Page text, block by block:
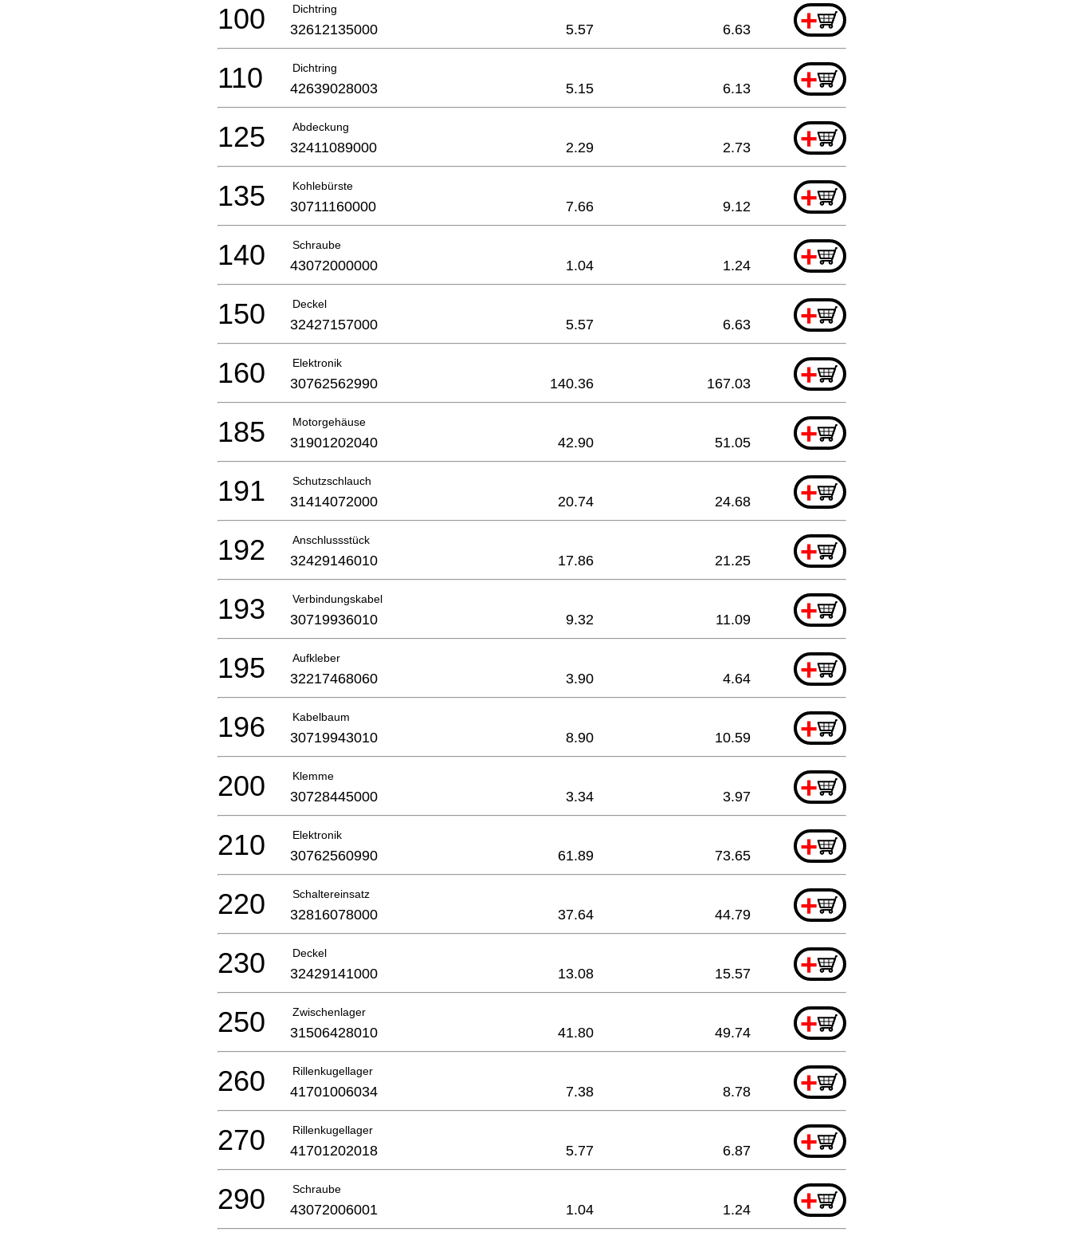
Dichtring +
100 32612135000 5.57 6.63
Dichtring +
110 42639028003 5.15 6.13
Abdeckung +
125 32411089000 2.29 2.73
Kohlebürste +
135 30711160000 7.66 9.12
Schraube +
140 43072000000 1.04 1.24
Deckel +
150 32427157000 5.57 6.63
Elektronik +
160 30762562990 140.36 167.03
Motorgehäuse +
185 31901202040 42.90 51.05
Schutzschlauch +
191 31414072000 20.74 24.68
Anschlussstück +
192 32429146010 17.86 21.25
Verbindungskabel +
193 30719936010 9.32 11.09
Aufkleber +
195 32217468060 3.90 4.64
Kabelbaum +
196 30719943010 8.90 10.59
Klemme +
200 30728445000 3.34 3.97
Elektronik +
210 30762560990 61.89 73.65
Schaltereinsatz +
220 32816078000 37.64 44.79
Deckel +
230 32429141000 13.08 15.57
Zwischenlager +
250 31506428010 41.80 49.74
Rillenkugellager +
260 41701006034 7.38 8.78
Rillenkugellager +
270 41701202018 5.77 6.87
Schraube +
290 43072006001 1.04 1.24